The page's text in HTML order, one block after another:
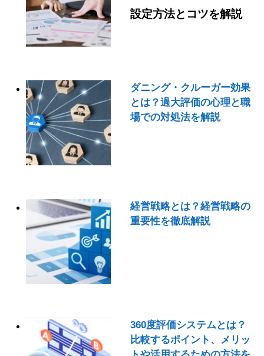
設定方法とコツを解説
ダニング・クルーガー効果
とは？過大評価の心理と職
場での対処法を解説
経営戦略とは？経営戦略の
重要性を徹底解説
360度評価システムとは？
比較するポイント、メリッ